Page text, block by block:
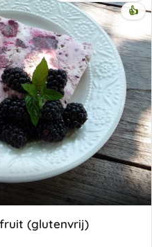
👍
(glutenvrij)